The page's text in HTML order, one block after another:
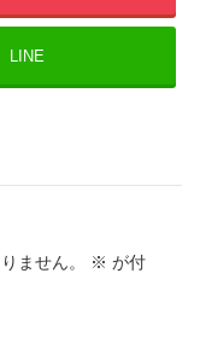
LINE
ません。 ※ が付